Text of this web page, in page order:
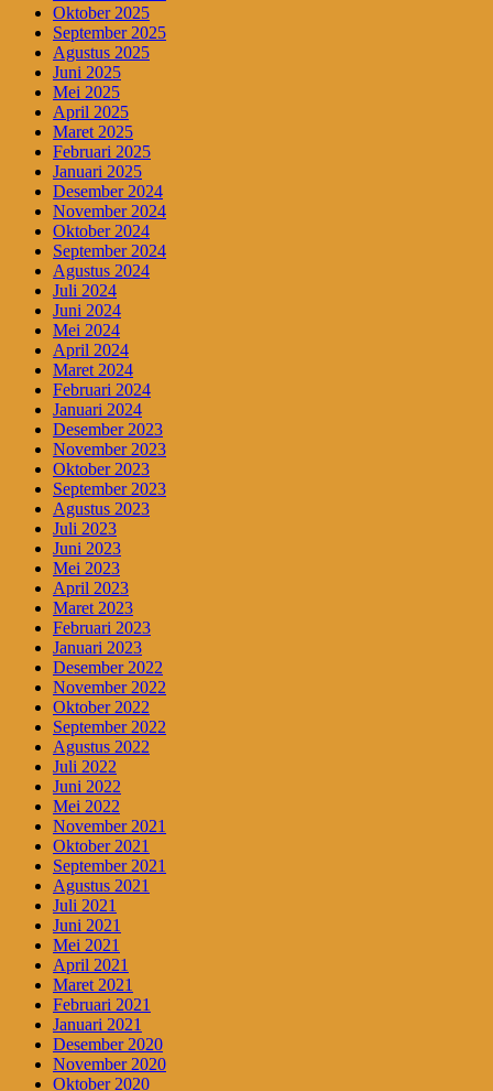
Oktober 2025
September 2025
Agustus 2025
Juni 2025
Mei 2025
April 2025
Maret 2025
Februari 2025
Januari 2025
Desember 2024
November 2024
Oktober 2024
September 2024
Agustus 2024
Juli 2024
Juni 2024
Mei 2024
April 2024
Maret 2024
Februari 2024
Januari 2024
Desember 2023
November 2023
Oktober 2023
September 2023
Agustus 2023
Juli 2023
Juni 2023
Mei 2023
April 2023
Maret 2023
Februari 2023
Januari 2023
Desember 2022
November 2022
Oktober 2022
September 2022
Agustus 2022
Juli 2022
Juni 2022
Mei 2022
November 2021
Oktober 2021
September 2021
Agustus 2021
Juli 2021
Juni 2021
Mei 2021
April 2021
Maret 2021
Februari 2021
Januari 2021
Desember 2020
November 2020
Oktober 2020